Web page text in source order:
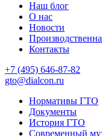
Наш блог
О нас
Новости
Контакты
+7 (495) 646-87-82
gto@dialcon.ru
Нормативы ГТО
Документы
История ГТО
Современный